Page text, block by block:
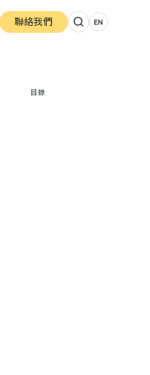
聯絡我們 EN
目錄